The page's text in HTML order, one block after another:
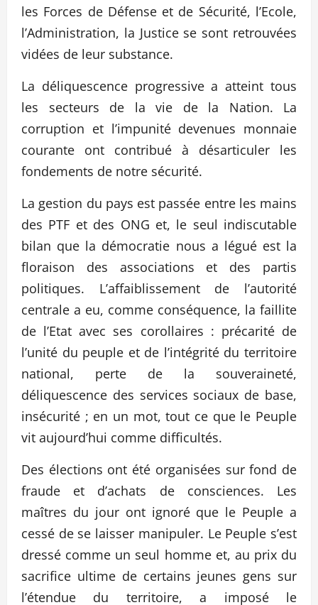
les Forces de Défense et de Sécurité, l’Ecole,
l’Administration, la Justice se sont retrouvées
vidées de leur substance.
La déliquescence progressive a atteint tous
les secteurs de la vie de la Nation. La
corruption et l’impunité devenues monnaie
courante ont contribué à désarticuler les
fondements de notre sécurité.
La gestion du pays est passée entre les mains
des PTF et des ONG et, le seul indiscutable
bilan que la démocratie nous a légué est la
floraison des associations et des partis
politiques. L’affaiblissement de l’autorité
centrale a eu, comme conséquence, la faillite
de l’Etat avec ses corollaires : précarité de
l’unité du peuple et de l’intégrité du territoire
national, perte de la souveraineté,
déliquescence des services sociaux de base,
insécurité ; en un mot, tout ce que le Peuple
vit aujourd’hui comme difficultés.
Des élections ont été organisées sur fond de
fraude et d’achats de consciences. Les
maîtres du jour ont ignoré que le Peuple a
cessé de se laisser manipuler. Le Peuple s’est
dressé comme un seul homme et, au prix du
sacrifice ultime de certains jeunes gens sur
l’étendue du territoire, a imposé le